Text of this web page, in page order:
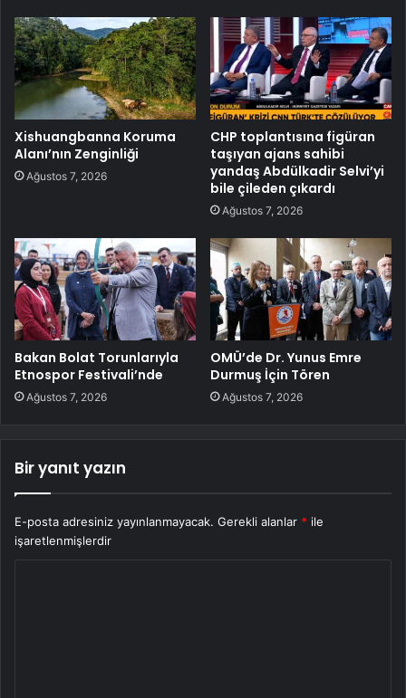
Xishuangbanna Koruma
Alanı’nın Zenginliği
Ağustos 7, 2026
CHP toplantısına figüran
taşıyan ajans sahibi
yandaş Abdülkadir Selvi’yi
bile çileden çıkardı
Ağustos 7, 2026
Bakan Bolat Torunlarıyla
Etnospor Festivali’nde
Ağustos 7, 2026
OMÜ’de Dr. Yunus Emre
Durmuş İçin Tören
Ağustos 7, 2026
Bir yanıt yazın
E-posta adresiniz yayınlanmayacak. Gerekli alanlar * ile
işaretlenmişlerdir